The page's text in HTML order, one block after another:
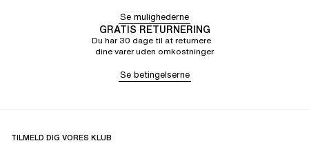
Se mulighederne
GRATIS RETURNERING
Du har 30 dage til at returnere
dine varer uden omkostninger
Se betingelserne
TILMELD DIG VORES KLUB